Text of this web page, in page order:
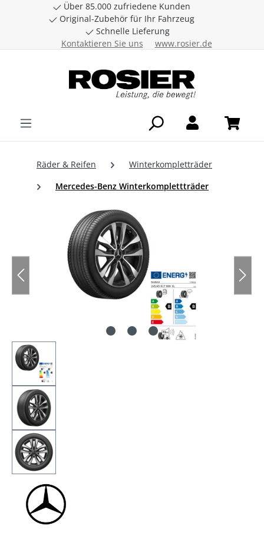
Zum Hauptinhalt springen
Über 85.000 zufriedene Kunden
Original-Zubehör für Ihr Fahrzeug
Schnelle Lieferung
Kontaktieren Sie uns
www.rosier.de
Räder & Reifen
Winterkompletträder
Mercedes-Benz Winterkomplettträder
Bildergalerie überspringen